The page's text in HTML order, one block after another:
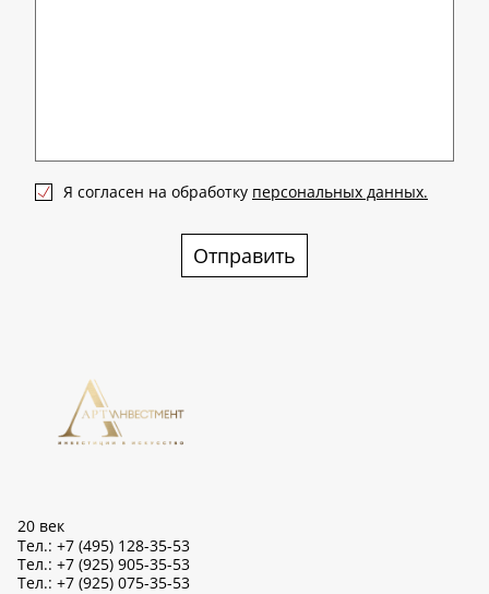
Я согласен на обработку персональных данных.
Отправить
20 век
Тел.: +7 (495) 128-35-53
Тел.: +7 (925) 905-35-53
Тел.: +7 (925) 075-35-53